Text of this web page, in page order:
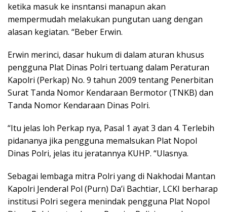
ketika masuk ke insntansi manapun akan
mempermudah melakukan pungutan uang dengan
alasan kegiatan. “Beber Erwin.
Erwin merinci, dasar hukum di dalam aturan khusus
pengguna Plat Dinas Polri tertuang dalam Peraturan
Kapolri (Perkap) No. 9 tahun 2009 tentang Penerbitan
Surat Tanda Nomor Kendaraan Bermotor (TNKB) dan
Tanda Nomor Kendaraan Dinas Polri.
“Itu jelas loh Perkap nya, Pasal 1 ayat 3 dan 4. Terlebih
pidananya jika pengguna memalsukan Plat Nopol
Dinas Polri, jelas itu jeratannya KUHP. “Ulasnya.
Sebagai lembaga mitra Polri yang di Nakhodai Mantan
Kapolri Jenderal Pol (Purn) Da’i Bachtiar, LCKI berharap
institusi Polri segera menindak pengguna Plat Nopol